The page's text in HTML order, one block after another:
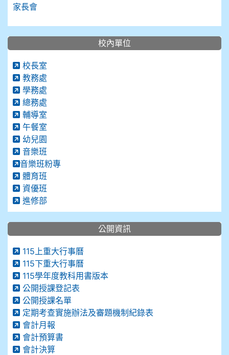
家長會
校內單位
校長室
教務處
學務處
總務處
輔導室
午餐室
幼兒園
音樂班
音樂班粉專
體育班
資優班
進修部
公開資訊
115上重大行事曆
115下重大行事曆
115學年度教科用書版本
公開授課登記表
公開授課名單
定期考查實施辦法及審題機制紀錄表
會計月報
會計預算書
會計決算